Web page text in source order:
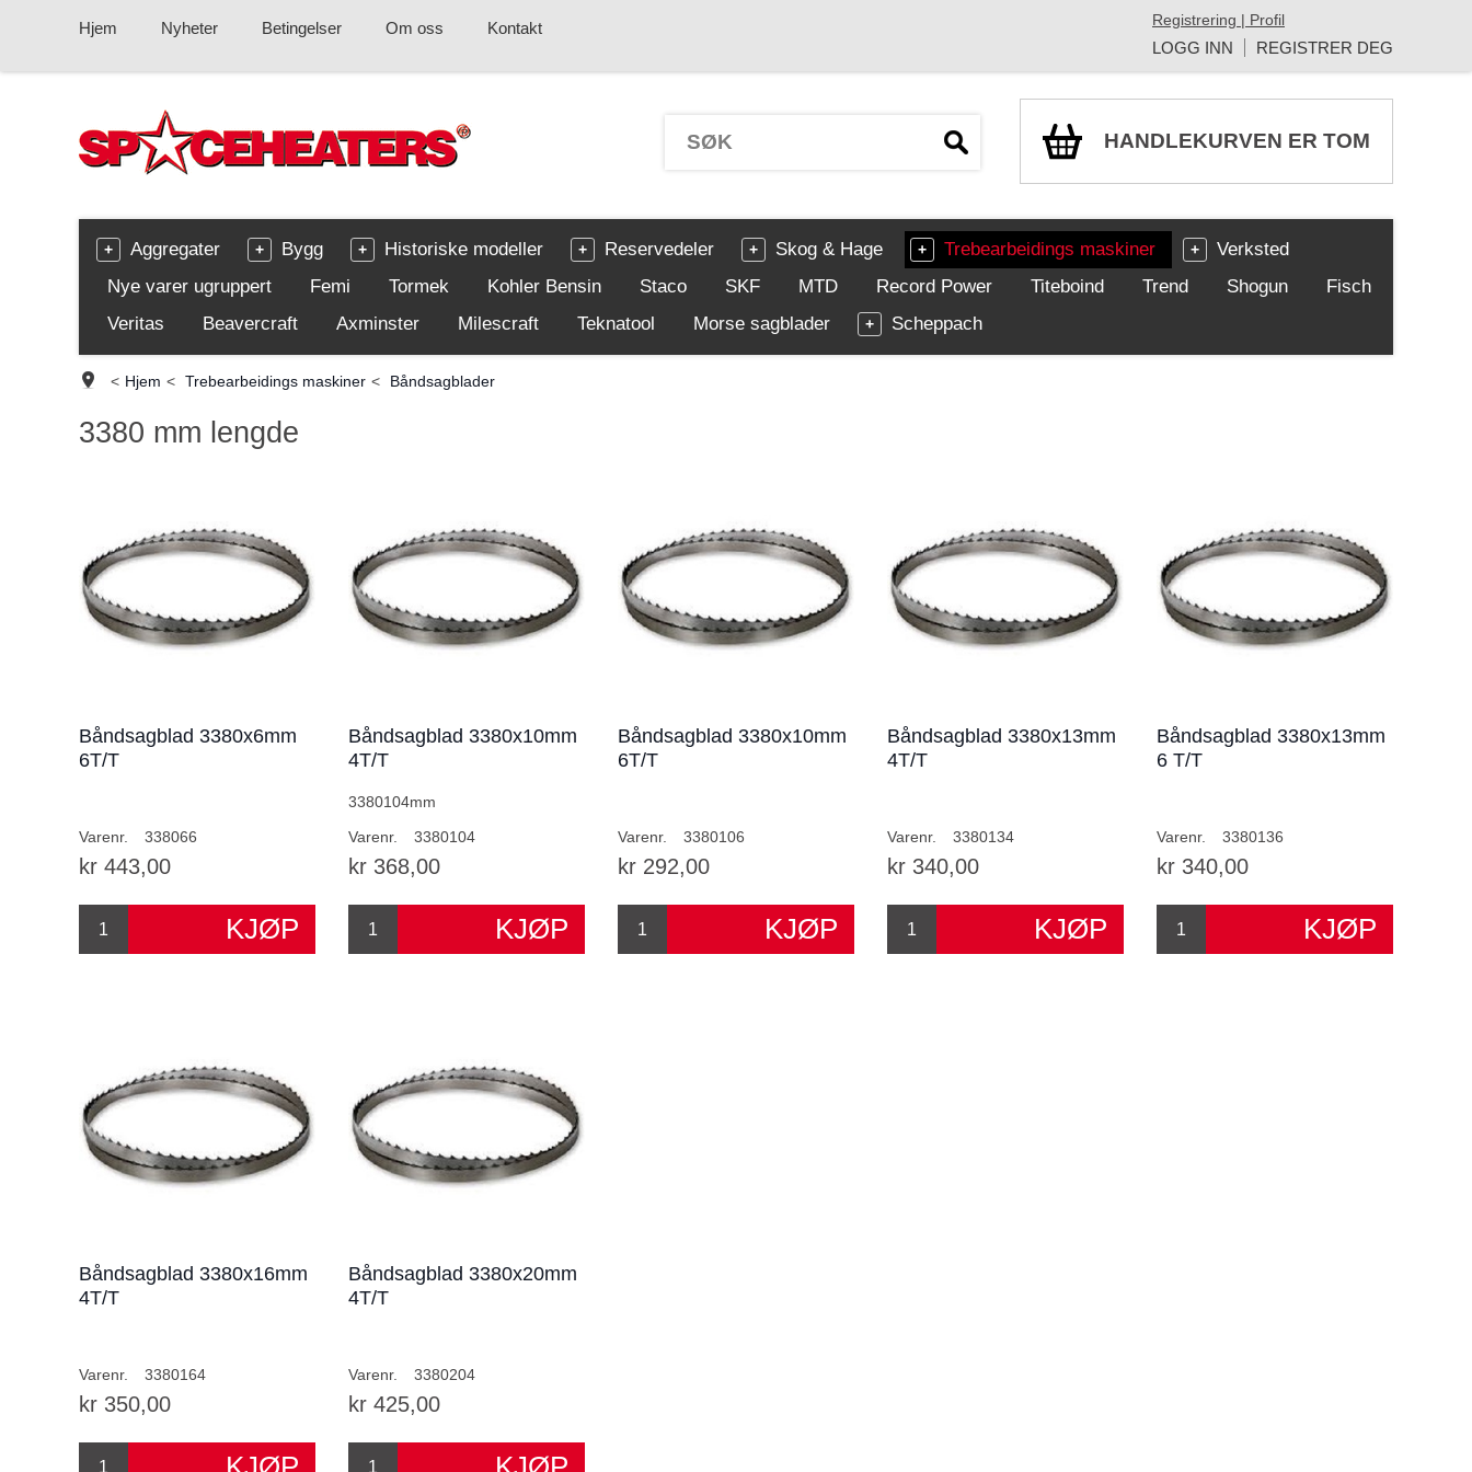
Hjem Nyheter Betingelser Om oss Kontakt Registrering | Profil
LOGG INN REGISTRER DEG
HANDLEKURVEN ER TOM
Aggregater Bygg Historiske modeller Reservedeler Skog & Hage Trebearbeidings maskiner
Verksted
Nye varer ugruppert
Femi Tormek Kohler Bensin Staco SKF MTD Record Power Titeboind Trend Shogun
Fisch
Veritas
Beavercraft Axminster Milescraft Teknatool Morse sagblader Scheppach
< Hjem < Trebearbeidings maskiner < Båndsagblader
3380 mm lengde
Båndsagblad 3380x6mm
6T/T
Varenr. 338066
kr 443,00
Båndsagblad 3380x10mm
4T/T
3380104mm
Varenr.
3380104
kr 368,00
Båndsagblad 3380x10mm
6T/T
Varenr. 3380106
kr 292,00
Båndsagblad 3380x13mm
4T/T
Varenr. 3380134
kr 340,00
Båndsagblad 3380x13mm
6 T/T
Varenr. 3380136
kr 340,00
Båndsagblad 3380x16mm
4T/T
Varenr. 3380164
kr 350,00
Båndsagblad 3380x20mm
4T/T
Varenr. 3380204
kr 425,00